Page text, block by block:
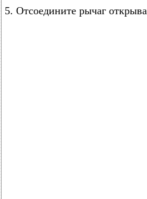
5. Отсоедините рычаг